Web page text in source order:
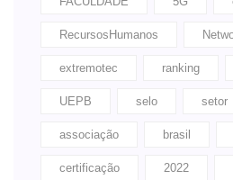
RecursosHumanos
extremotec ranking
UEPB selo setor
associação brasil
certificação 2022